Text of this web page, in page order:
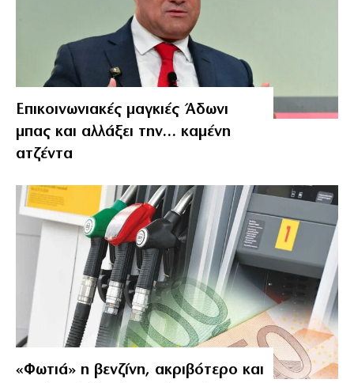
Επικοινωνιακές μαγκιές Άδωνι
μπας και αλλάξει την… καμένη
ατζέντα
«Φωτιά» η βενζίνη, ακριβότερο και